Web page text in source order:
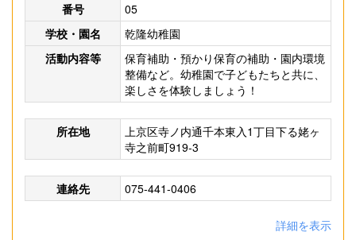
番号
05
学校・園名
乾隆幼稚園
活動内容等
保育補助・預かり保育の補助・園内環境
整備など。幼稚園で子どもたちと共に、
楽しさを体験しましょう！
所在地
上京区寺ノ内通千本東入1丁目下る姥ヶ
寺之前町919-3
連絡先 075-441-0406
詳細を表示